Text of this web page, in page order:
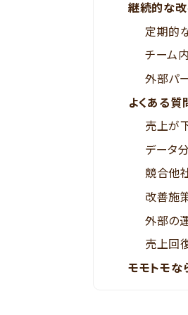
継続的な
定期的
チーム
外部パ
よくある質
売上が
データ
競合他
改善施
外部の
売上回
モモトモな